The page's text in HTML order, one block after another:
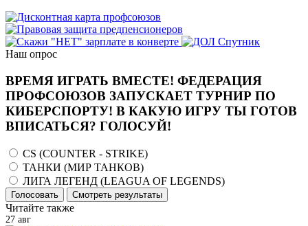
Наш опрос
ВРЕМЯ ИГРАТЬ ВМЕСТЕ! ФЕДЕРАЦИЯ
ПРОФСОЮЗОВ ЗАПУСКАЕТ ТУРНИР ПО
КИБЕРСПОРТУ! В КАКУЮ ИГРУ ТЫ ГОТОВ
ВПИСАТЬСЯ? ГОЛОСУЙ!
CS (COUNTER - STRIKE)
ТАНКИ (МИР ТАНКОВ)
ЛИГА ЛЕГЕНД (LEAGUA OF LEGENDS)
Голосовать Смотреть результаты
Читайте также
27 авг